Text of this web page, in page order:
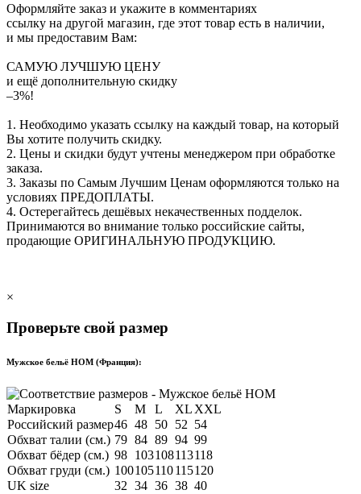
Оформляйте заказ и укажите в комментариях
ссылку на другой магазин, где этот товар есть в наличии,
и мы предоставим Вам:
САМУЮ ЛУЧШУЮ ЦЕНУ
и ещё дополнительную скидку
–3%!
1. Необходимо указать ссылку на каждый товар, на который
Вы хотите получить скидку.
2. Цены и скидки будут учтены менеджером при обработке
заказа.
3. Заказы по Самым Лучшим Ценам оформляются только на
условиях ПРЕДОПЛАТЫ.
4. Остерегайтесь дешёвых некачественных подделок.
Принимаются во внимание только российские сайты,
продающие ОРИГИНАЛЬНУЮ ПРОДУКЦИЮ.
×
Проверьте свой размер
Мужское бельё HOM (Франция):
Маркировка S M L XL XXL
Российский размер46 48 50 52 54
Обхват талии (см.) 79 84 89 94 99
Обхват бёдер (см.) 98 103108113118
Обхват груди (см.) 100105110115120
UK size
32 34 36 38 40